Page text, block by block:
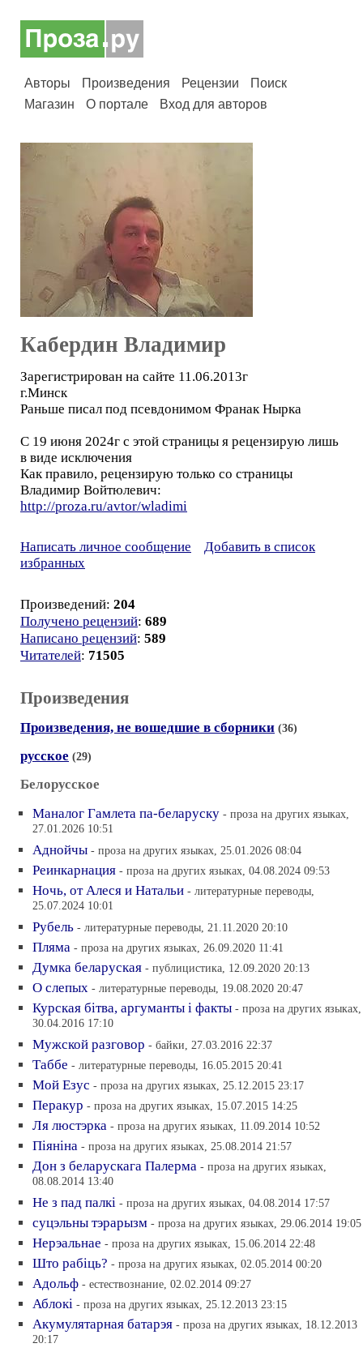
Авторы Произведения Рецензии
Поиск
Магазин
О портале Вход для авторов
Кабердин Владимир
Зарегистрирован на сайте 11.06.2013г
г.Минск
Раньше писал под псевдонимом Франак Нырка
С 19 июня 2024г с этой страницы я рецензирую лишь
в виде исключения
Как правило, рецензирую только со страницы
Владимир Войтюлевич:
http://proza.ru/avtor/wladimi
Написать личное сообщение
Добавить в список
избранных
Произведений: 204
Получено рецензий: 689
Написано рецензий: 589
Читателей: 71505
Произведения
Произведения, не вошедшие в сборники (36)
русское (29)
Белорусское
Маналог Гамлета па-беларуску - проза на других языках,
27.01.2026 10:51
Аднойчы - проза на других языках, 25.01.2026 08:04
Реинкарнация - проза на других языках, 04.08.2024 09:53
Ночь, от Алеся и Натальи - литературные переводы,
25.07.2024 10:01
Рубель - литературные переводы, 21.11.2020 20:10
Пляма - проза на других языках, 26.09.2020 11:41
Думка беларуская - публицистика, 12.09.2020 20:13
О слепых - литературные переводы, 19.08.2020 20:47
Курская бiтва, аргуманты i факты - проза на других языках,
30.04.2016 17:10
Мужской разговор - байки, 27.03.2016 22:37
Таббе - литературные переводы, 16.05.2015 20:41
Мой Езус - проза на других языках, 25.12.2015 23:17
Перакур - проза на других языках, 15.07.2015 14:25
Ля люстэрка - проза на других языках, 11.09.2014 10:52
Пiянiна - проза на других языках, 25.08.2014 21:57
Дон з беларускага Палерма - проза на других языках,
08.08.2014 13:40
Не з пад палкi - проза на других языках, 04.08.2014 17:57
суцэльны тэрарызм - проза на других языках, 29.06.2014 19:05
Нерэальнае - проза на других языках, 15.06.2014 22:48
Што рабiць? - проза на других языках, 02.05.2014 00:20
Адольф - естествознание, 02.02.2014 09:27
Аблокi - проза на других языках, 25.12.2013 23:15
Акумулятарная батарэя - проза на других языках, 18.12.2013
20:17